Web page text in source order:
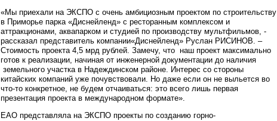
«Мы приехали на ЭКСПО с очень амбициозным проектом по строительству
в Приморье парка «Диснейленд» с ресторанным комплексом и
аттракционами, аквапарком и студией по производству мультфильмов, -
рассказал представитель компании«Диснейленд» Руслан РИСИНОВ. –
Стоимость проекта 4,5 мрд рублей. Замечу, что наш проект максимально
готов к реализации, начиная от инженерной документации до наличия
земельного участка в Надеждинском районе. Интерес со стороны
китайских компаний уже почувствовали. Но даже если он не выльется во
что-то конкретное, не будем отчаиваться: это всего лишь первая
презентация проекта в международном формате».
ЕАО представляла на ЭКСПО проекты по созданию горно-